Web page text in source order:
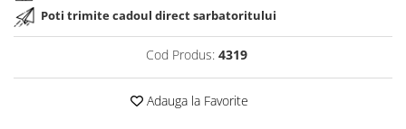
Poti trimite cadoul direct sarbatoritului
Cod Produs: 4319
Adauga la Favorite